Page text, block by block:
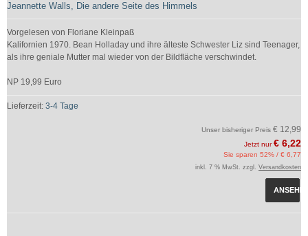
Jeannette Walls, Die andere Seite des Himmels
Vorgelesen von Floriane Kleinpaß
Kalifornien 1970. Bean Holladay und ihre älteste Schwester Liz sind Teenager,
als ihre geniale Mutter mal wieder von der Bildfläche verschwindet.
NP 19,99 Euro
Lieferzeit: 3-4 Tage
Unser bisheriger Preis € 12,99
Jetzt nur€ 6,22
Sie sparen 52% / € 6,77
inkl. 7 % MwSt. zzgl. Versandkosten